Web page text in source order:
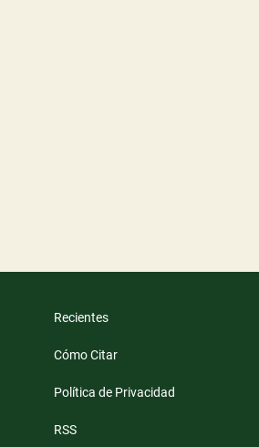
Recientes
Cómo Citar
Política de Privacidad
RSS